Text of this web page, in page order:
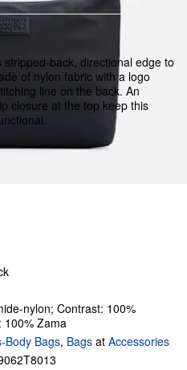
back, directional edge to
of nylon fabric with a logo
line on the back. An
closure at the top keep this
nylon; Contrast: 100%
100% Zama
Body Bags, Bags at Accessories